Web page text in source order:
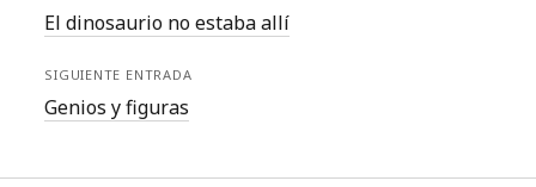
El dinosaurio no estaba allí
SIGUIENTE ENTRADA
Genios y figuras